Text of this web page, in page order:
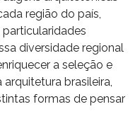
região do país,
diversidade regional
a seleção e
brasileira,
formas de pensar